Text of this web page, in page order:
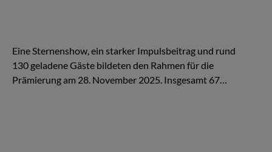
Eine Sternenshow, ein starker Impulsbeitrag und rund
130 geladene Gäste bildeten den Rahmen für die
Prämierung am 28. November 2025. Insgesamt 67…